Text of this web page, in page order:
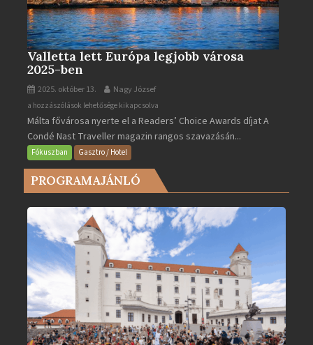
Valletta lett Európa legjobb városa
2025-ben
2025. október 13. Nagy József
Valletta
lett
Európa
legjobb
2025-
bejegyzéshez
a hozzászólások lehetősége kikapcsolva
Málta fővárosa nyerte el a Readers’ Choice Awards díjat A
Condé Nast Traveller magazin rangos szavazásán...
Fókuszban Gasztro / Hotel
PROGRAMAJÁNLÓ